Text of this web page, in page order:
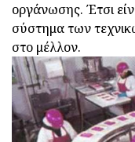
οργάνωσης. Έτσι
σύστημα των
στο μέλλον.